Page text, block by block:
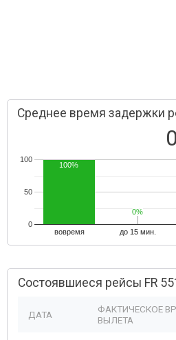
Среднее время задержки
вовремя до 15 мин.
0
50
100
100%
0%
0%
Состоявшиеся рейсы FR
ДАТА
ФАКТИЧЕСКОЕ
ВЫЛЕТА